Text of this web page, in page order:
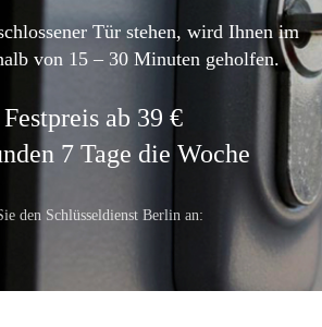
Tür stehen, wird Ihnen im
von 15 – 30 Minuten geholfen.
Festpreis ab 39 €
7 Tage die Woche
den Schlüsseldienst Berlin an: